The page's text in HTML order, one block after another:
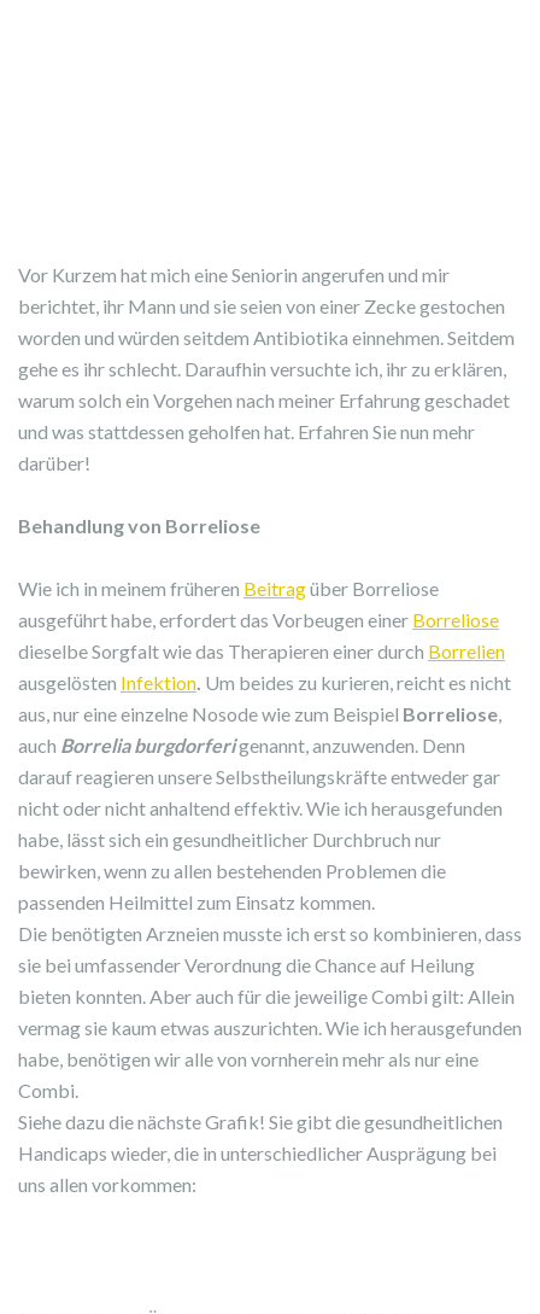
Vor Kurzem hat mich eine Seniorin angerufen und mir
berichtet, ihr Mann und sie seien von einer Zecke gestochen
worden und würden seitdem Antibiotika einnehmen. Seitdem
gehe es ihr schlecht. Daraufhin versuchte ich, ihr zu erklären,
warum solch ein Vorgehen nach meiner Erfahrung geschadet
und was stattdessen geholfen hat. Erfahren Sie nun mehr
darüber!
Behandlung von Borreliose
Wie ich in meinem früheren Beitragüber Borreliose
ausgeführt habe, erfordert das Vorbeugen einer Borreliose
dieselbe Sorgfalt wie das Therapieren einer durch Borrelien
ausgelösten Infektion. Um beides zu kurieren, reicht es nicht
aus, nur eine einzelne Nosode wie zum Beispiel Borreliose,
auch Borrelia burgdorferigenannt, anzuwenden. Denn
darauf reagieren unsere Selbstheilungskräfte entweder gar
nicht oder nicht anhaltend effektiv. Wie ich herausgefunden
habe, lässt sich ein gesundheitlicher Durchbruch nur
bewirken, wenn zu allen bestehenden Problemen die
passenden Heilmittel zum Einsatz kommen.
Die benötigten Arzneien musste ich erst so kombinieren, dass
sie bei umfassender Verordnung die Chance auf Heilung
bieten konnten. Aber auch für die jeweilige Combi gilt: Allein
vermag sie kaum etwas auszurichten. Wie ich herausgefunden
habe, benötigen wir alle von vornherein mehr als nur eine
Combi.
Siehe dazu die nächste Grafik! Sie gibt die gesundheitlichen
Handicaps wieder, die in unterschiedlicher Ausprägung bei
uns allen vorkommen: